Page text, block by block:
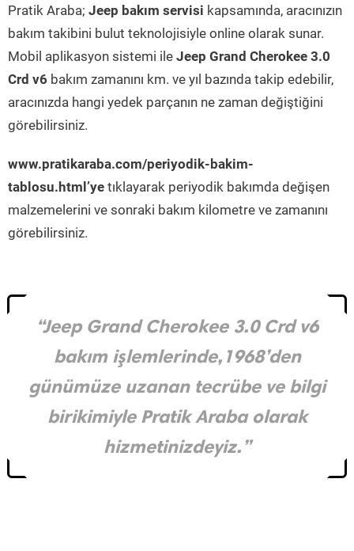
Pratik Araba; Jeep bakım servisi kapsamında, aracınızın
bakım takibini bulut teknolojisiyle online olarak sunar.
Mobil aplikasyon sistemi ile Jeep Grand Cherokee 3.0
Crd v6 bakım zamanını km. ve yıl bazında takip edebilir,
aracınızda hangi yedek parçanın ne zaman değiştiğini
görebilirsiniz.
www.pratikaraba.com/periyodik-bakim-
tablosu.html’ye tıklayarak periyodik bakımda değişen
malzemelerini ve sonraki bakım kilometre ve zamanını
görebilirsiniz.
“Jeep Grand Cherokee 3.0 Crd v6
bakım işlemlerinde,1968’den
günümüze uzanan tecrübe ve bilgi
birikimiyle Pratik Araba olarak
hizmetinizdeyiz.”